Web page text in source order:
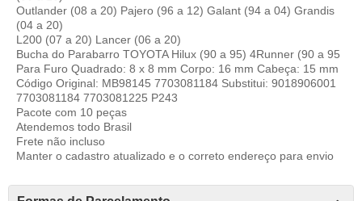
Outlander (08 a 20) Pajero (96 a 12) Galant (94 a 04) Grandis
(04 a 20)
L200 (07 a 20) Lancer (06 a 20)
Bucha do Parabarro TOYOTA Hilux (90 a 95) 4Runner (90 a 95
Para Furo Quadrado: 8 x 8 mm Corpo: 16 mm Cabeça: 15 mm
Código Original: MB98145 7703081184 Substitui: 9018906001
7703081184 7703081225 P243
Pacote com 10 peças
Atendemos todo Brasil
Frete não incluso
Manter o cadastro atualizado e o correto endereço para envio